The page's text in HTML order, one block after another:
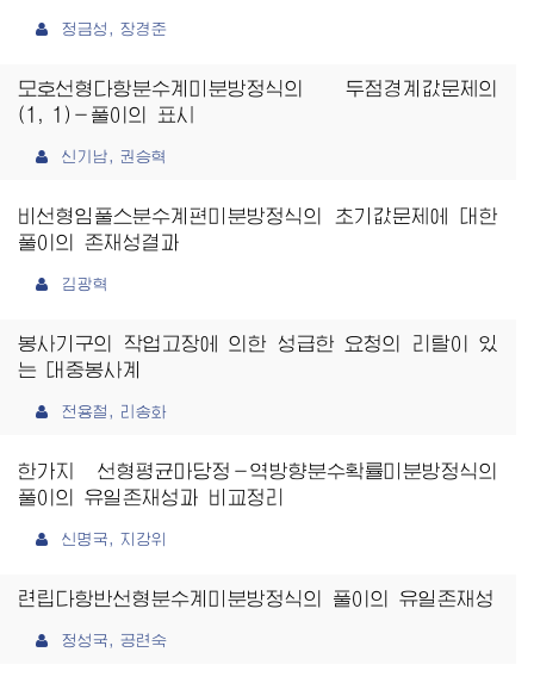
정금성, 장경준
모호선형다항분수계미분방정식의 두점경계값문제의
(1, 1)－풀이의 표시
신기남, 권승혁
비선형임풀스분수계편미분방정식의 초기값문제에 대한
풀이의 존재성결과
김광혁
봉사기구의 작업고장에 의한 성급한 요청의 리탈이 있
는 대중봉사계
전용철, 리송화
한가지 선형평균마당정－역방향분수확률미분방정식의
풀이의 유일존재성과 비교정리
신명국, 지강위
련립다항반선형분수계미분방정식의 풀이의 유일존재성
정성국, 공련숙